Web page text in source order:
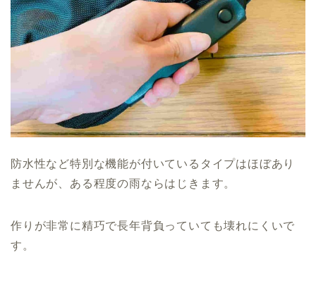
防水性など特別な機能が付いているタイプはほぼあり
ませんが、ある程度の雨ならはじきます。
作りが非常に精巧で長年背負っていても壊れにくいで
す。